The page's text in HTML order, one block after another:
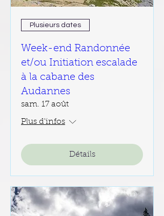
Plusieurs dates
Week-end Randonnée
et/ou Initiation escalade
à la cabane des
Audannes
sam. 17 août
Plus d'infos
Détails